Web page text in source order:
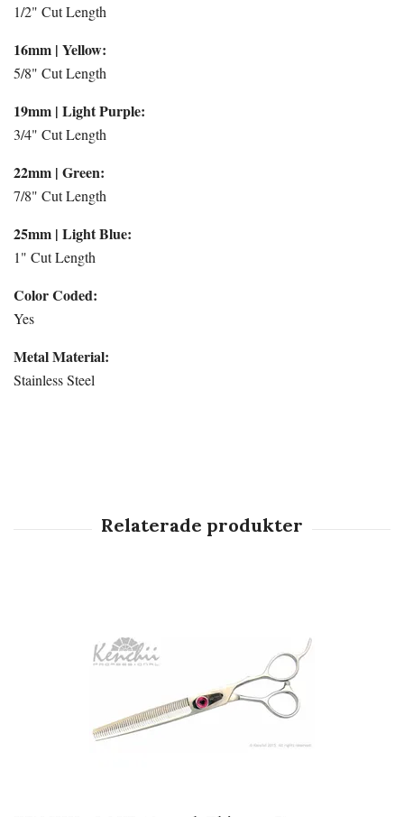
1/2" Cut Length
16mm | Yellow:
5/8" Cut Length
19mm | Light Purple:
3/4" Cut Length
22mm | Green:
7/8" Cut Length
25mm | Light Blue:
1" Cut Length
Color Coded:
Yes
Metal Material:
Stainless Steel